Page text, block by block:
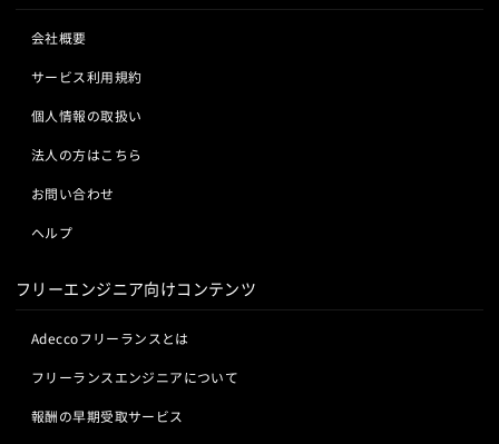
会社概要
サービス利用規約
個人情報の取扱い
法人の方はこちら
お問い合わせ
ヘルプ
フリーエンジニア向けコンテンツ
Adeccoフリーランスとは
フリーランスエンジニアについて
報酬の早期受取サービス